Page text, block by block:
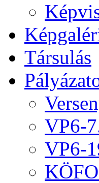
Társulás
VP6-
VP6-